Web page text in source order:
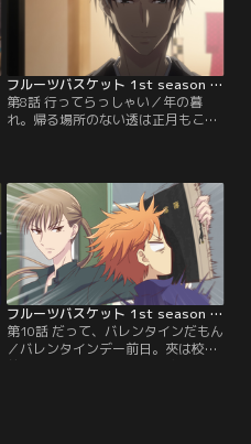
し事でもあるのかと言われた透は、
草摩家で厄介になっていると漏らし
フルーツバスケット 1st season 第08話
第8話 行ってらっしゃい／年の暮
れ。帰る場所のない透は正月もこの
いをするしきたりがあるという。本
家に帰りたくないとゴネる由希と夾
に、留守は自分にまかせて帰りを待
っている両親に会いに行くよう透は
促す。由希達は仕方なく家を出る
が……。
フルーツバスケット 1st season 第10話
第10話 だって、バレンタインだもん
／バレンタインデー前日。夾は校門
前で待っていた楽羅を見た途端、一